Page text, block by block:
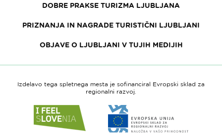
DOBRE PRAKSE TURIZMA LJUBLJANA
PRIZNANJA IN NAGRADE TURISTIČNI LJUBLJANI
OBJAVE O LJUBLJANI V TUJIH MEDIJIH
Izdelavo tega spletnega mesta je sofinanciral Evropski sklad za
regionalni razvoj.
do
spletne
do
spletne